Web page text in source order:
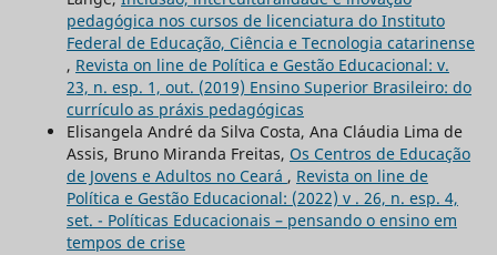
pedagógica nos cursos de licenciatura do Instituto
Federal de Educação, Ciência e Tecnologia catarinense
, Revista on line de Política e Gestão Educacional: v.
23, n. esp. 1, out. (2019) Ensino Superior Brasileiro: do
currículo as práxis pedagógicas
Elisangela André da Silva Costa, Ana Cláudia Lima de
Assis, Bruno Miranda Freitas, Os Centros de Educação
de Jovens e Adultos no Ceará , Revista on line de
Política e Gestão Educacional: (2022) v . 26, n. esp. 4,
set. - Políticas Educacionais – pensando o ensino em
tempos de crise